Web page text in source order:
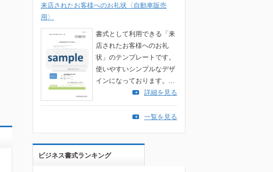
来店されたお客様へのお礼状〈自動車販売
用〉
書式として利用できる「来
店されたお客様へのお礼
状」のテンプレートです。
使いやすいシンプルなデザ
インになっております。...
詳細を見る
一覧を見る
ビジネス書式ランキング